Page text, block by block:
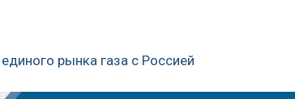
рынка газа с Россией